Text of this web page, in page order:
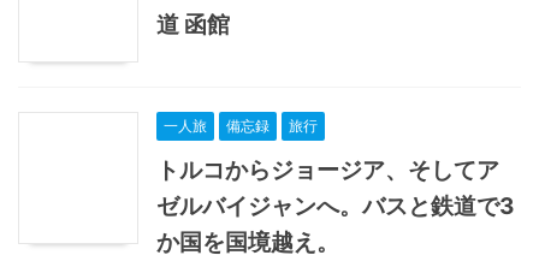
道 函館
一人旅 備忘録 旅行
トルコからジョージア、そしてア
ゼルバイジャンへ。バスと鉄道で3
か国を国境越え。